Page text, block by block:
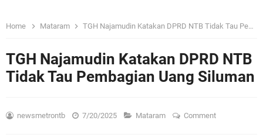
Home Mataram TGH Najamudin Katakan DPRD NTB Tidak Tau Pembagian Uang Siluman
TGH Najamudin Katakan DPRD NTB
Tidak Tau Pembagian Uang Siluman
newsmetrontb 7/20/2025 Mataram Comment